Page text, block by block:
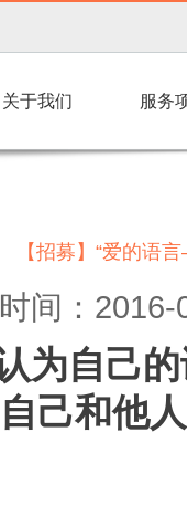
关于我们 服务
【招募】“爱的语
时间：
为自己
己和他